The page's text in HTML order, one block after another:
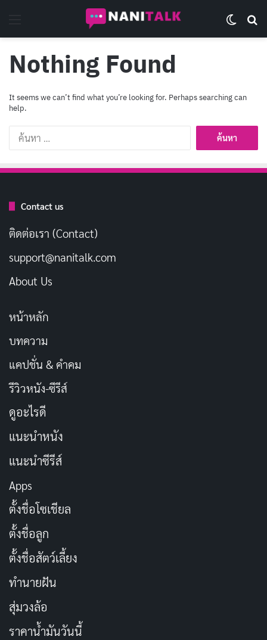
Nothing Found
It seems we can’t find what you’re looking for. Perhaps searching can
help.
สำหรับ:
Contact us
ติดต่อเรา (Contact)
support@nanitalk.com
About Us
หน้าหลัก
บทความ
แคปชั่น & คำคม
รีวิวหนัง-ซีรีส์
ดูอะไรดี
แนะนำหนัง
แนะนำซีรีส์
Apps
ตั้งชื่อโซเชียล
ตั้งชื่อลูก
ตั้งชื่อสัตว์เลี้ยง
ทำนายฝัน
สุ่มวงล้อ
ราคาน้ำมันวันนี้